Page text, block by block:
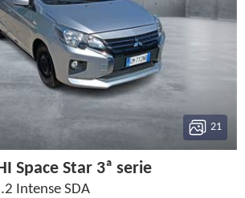
21
Space Star 3ª serie
Intense SDA